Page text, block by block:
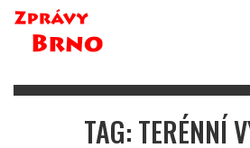
TAG: TERÉNNÍ